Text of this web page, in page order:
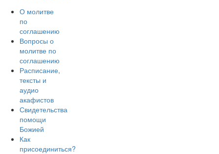
О молитве
по
соглашению
Вопросы о
молитве по
соглашению
Расписание,
тексты и
аудио
акафистов
Свидетельства
помощи
Божией
Как
присоединиться?